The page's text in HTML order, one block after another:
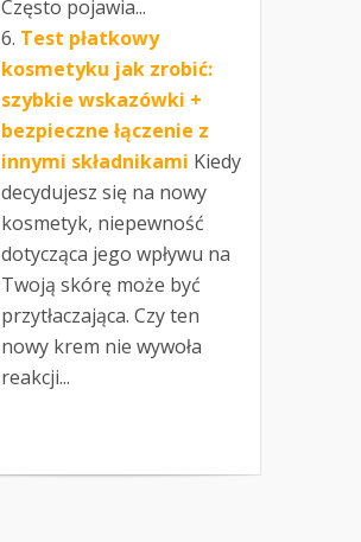
Często pojawia...
Test płatkowy
kosmetyku jak zrobić:
szybkie wskazówki +
bezpieczne łączenie z
innymi składnikami Kiedy
decydujesz się na nowy
kosmetyk, niepewność
dotycząca jego wpływu na
Twoją skórę może być
przytłaczająca. Czy ten
nowy krem nie wywoła
reakcji...